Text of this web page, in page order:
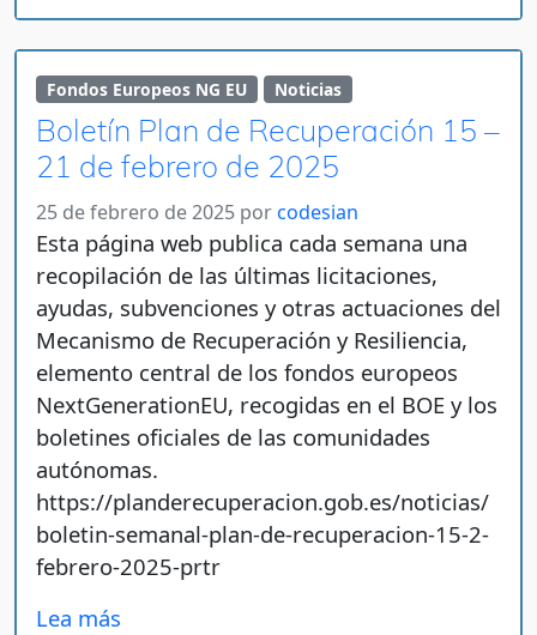
Fondos Europeos NG EU Noticias
Boletín Plan de Recuperación 15 –
21 de febrero de 2025
25 de febrero de 2025 por codesian
Esta página web publica cada semana una
recopilación de las últimas licitaciones,
ayudas, subvenciones y otras actuaciones del
Mecanismo de Recuperación y Resiliencia,
elemento central de los fondos europeos
NextGenerationEU, recogidas en el BOE y los
boletines oficiales de las comunidades
autónomas.
https://planderecuperacion.gob.es/noticias/
boletin-semanal-plan-de-recuperacion-15-2-
febrero-2025-prtr
Lea más